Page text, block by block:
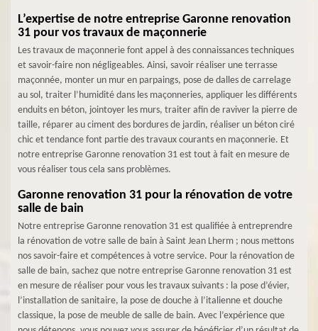
L’expertise de notre entreprise Garonne renovation
31 pour vos travaux de maçonnerie
Les travaux de maçonnerie font appel à des connaissances techniques
et savoir-faire non négligeables. Ainsi, savoir réaliser une terrasse
maçonnée, monter un mur en parpaings, pose de dalles de carrelage
au sol, traiter l’humidité dans les maçonneries, appliquer les différents
enduits en béton, jointoyer les murs, traiter afin de raviver la pierre de
taille, réparer au ciment des bordures de jardin, réaliser un béton ciré
chic et tendance font partie des travaux courants en maçonnerie. Et
notre entreprise Garonne renovation 31 est tout à fait en mesure de
vous réaliser tous cela sans problèmes.
Garonne renovation 31 pour la rénovation de votre
salle de bain
Notre entreprise Garonne renovation 31 est qualifiée à entreprendre
la rénovation de votre salle de bain à Saint Jean Lherm ; nous mettons
nos savoir-faire et compétences à votre service. Pour la rénovation de
salle de bain, sachez que notre entreprise Garonne renovation 31 est
en mesure de réaliser pour vous les travaux suivants : la pose d’évier,
l’installation de sanitaire, la pose de douche à l’italienne et douche
classique, la pose de meuble de salle de bain. Avec l’expérience que